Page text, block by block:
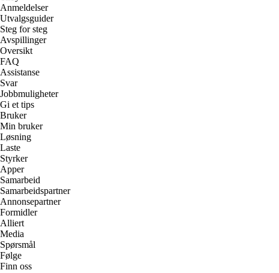
Anmeldelser
Utvalgsguider
Steg for steg
Avspillinger
Oversikt
FAQ
Assistanse
Svar
Jobbmuligheter
Gi et tips
Bruker
Min bruker
Løsning
Laste
Styrker
Apper
Samarbeid
Samarbeidspartner
Annonsepartner
Formidler
Alliert
Media
Spørsmål
Følge
Finn oss